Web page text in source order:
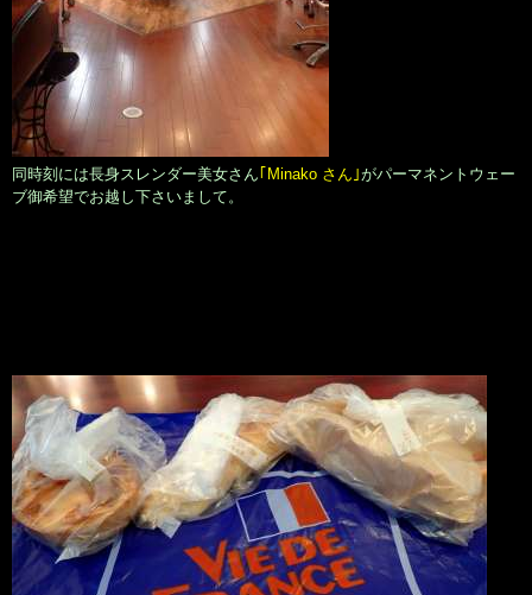
同時刻には長身スレンダー美女さん｢Minako さん｣がパーマネントウェー
ブ御希望でお越し下さいまして。